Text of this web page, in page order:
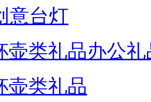
意台灯
壶类礼品办公礼
壶类礼品